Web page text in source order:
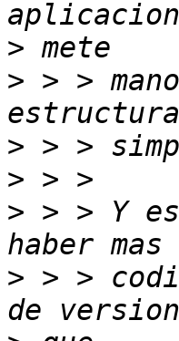
>
> > >
>
>
> > > Y
> > >